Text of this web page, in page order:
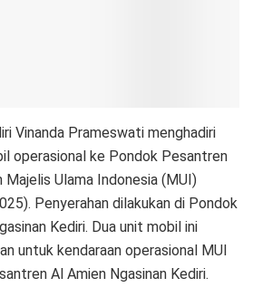
Vinanda Prameswati menghadiri
operasional ke Pondok Pesantren
Majelis Ulama Indonesia (MUI)
Penyerahan dilakukan di Pondok
Kediri. Dua unit mobil ini
untuk kendaraan operasional MUI
Al Amien Ngasinan Kediri.